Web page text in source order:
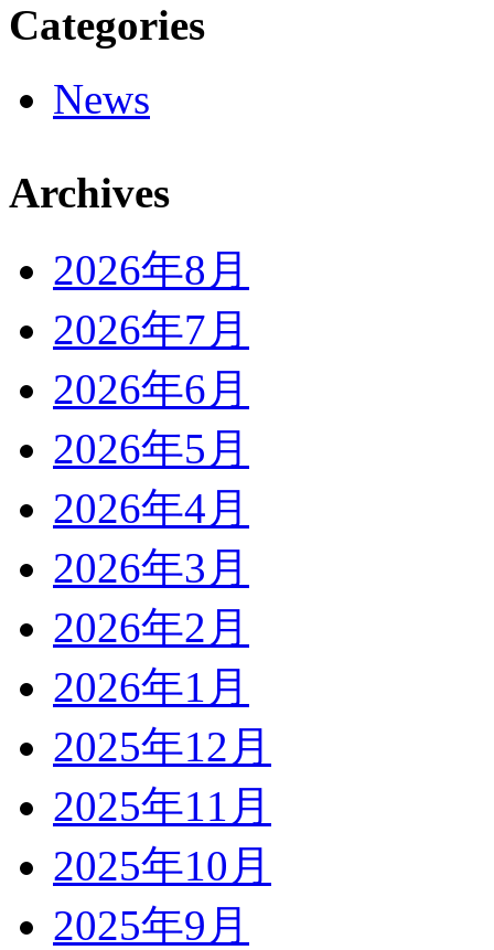
Categories
News
Archives
2026年8月
2026年7月
2026年6月
2026年5月
2026年4月
2026年3月
2026年2月
2026年1月
2025年12月
2025年11月
2025年10月
2025年9月